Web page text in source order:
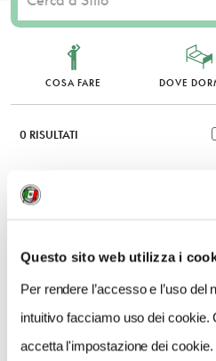
Questo sito web utilizza i
Per rendere l’accesso e l’uso del
intuitivo facciamo uso dei cookie.
accetta l'impostazione dei cookie.
COSA FARE DOVE
0 RISULTATI